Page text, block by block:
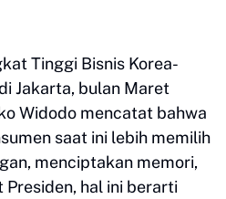
Tinggi Bisnis Korea-
Jakarta, bulan Maret
Widodo mencatat bahwa
saat ini lebih memilih
menciptakan memori,
hal ini berarti